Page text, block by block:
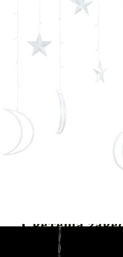
Светеща